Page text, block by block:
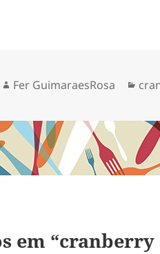
Autor
Fer GuimaraesRosa
em “cranberry